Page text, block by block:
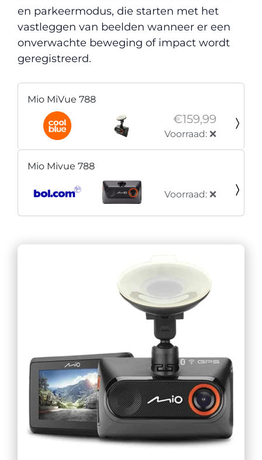
en parkeermodus, die starten met het
vastleggen van beelden wanneer er een
onverwachte beweging of impact wordt
geregistreerd.
Mio MiVue 788
€159,99
Voorraad: ❌
Mio Mivue 788
Voorraad: ❌